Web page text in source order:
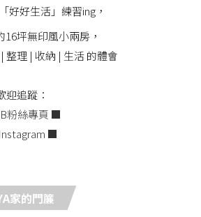
好好生活」練習ing，
16坪無印風小兩房，
整理 | 收納 | 生活 的體會
迎追蹤：
粉絲專頁 ■
■
家的門簾